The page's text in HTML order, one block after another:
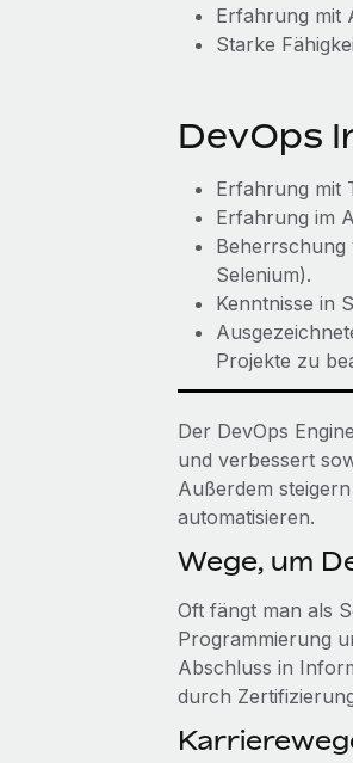
Erfahrung mit
Starke
DevOps
Erfahrung mit
Erfahrung im
Beherrschung
Selenium).
Kenntnisse in
Projekte zu
Der DevOps
und verbessert
Außerdem
automatisieren.
Wege, um
Oft fängt man als
Programmierung
Abschluss in
durch